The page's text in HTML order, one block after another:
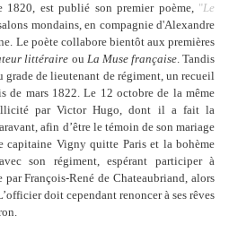
1820, est publié son premier poème, "Le
mondains, en compagnie d'Alexandre
Le poète collabore bientôt aux premières
littéraire ou La Muse française. Tandis
grade de lieutenant de régiment, un recueil
de mars 1822. Le 12 octobre de la même
par Victor Hugo, dont il a fait la
afin d’être le témoin de son mariage
capitaine Vigny quitte Paris et la bohème
son régiment, espérant participer à
François-René de Chateaubriand, alors
doit cependant renoncer à ses rêves